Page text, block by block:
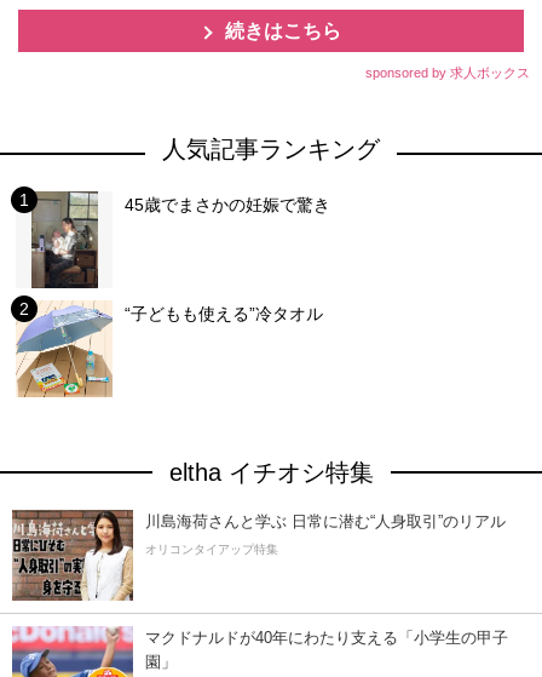
続きはこちら
sponsored by 求人ボックス
人気記事ランキング
45歳でまさかの妊娠で驚き
“子どもも使える”冷タオル
eltha イチオシ特集
川島海荷さんと学ぶ 日常に潜む“人身取引”のリアル
オリコンタイアップ特集
マクドナルドが40年にわたり支える「小学生の甲子
園」